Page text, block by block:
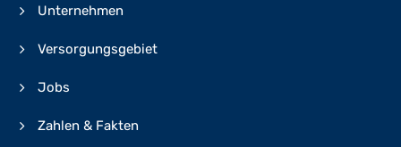
Unternehmen
Versorgungsgebiet
Jobs
Zahlen & Fakten